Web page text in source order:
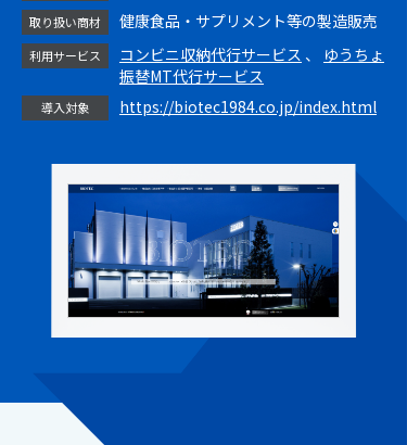
取り扱い商材 健康食品・サプリメント等の製造販売
利用サービス コンビニ収納代行サービス 、 ゆうちょ
振替MT代行サービス
導入対象 https://biotec1984.co.jp/index.html